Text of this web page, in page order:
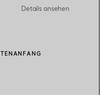
Details ansehen